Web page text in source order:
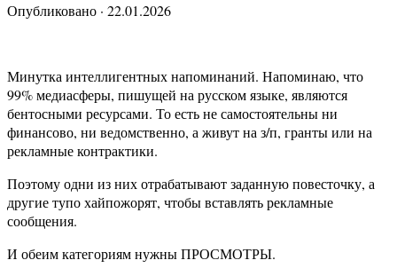
Опубликовано · 22.01.2026
Минутка интеллигентных напоминаний. Напоминаю, что
99% медиасферы, пишущей на русском языке, являются
бентосными ресурсами. То есть не самостоятельны ни
финансово, ни ведомственно, а живут на з/п, гранты или на
рекламные контрактики.
Поэтому одни из них отрабатывают заданную повесточку, а
другие тупо хайпожорят, чтобы вставлять рекламные
сообщения.
И обеим категориям нужны ПРОСМОТРЫ.